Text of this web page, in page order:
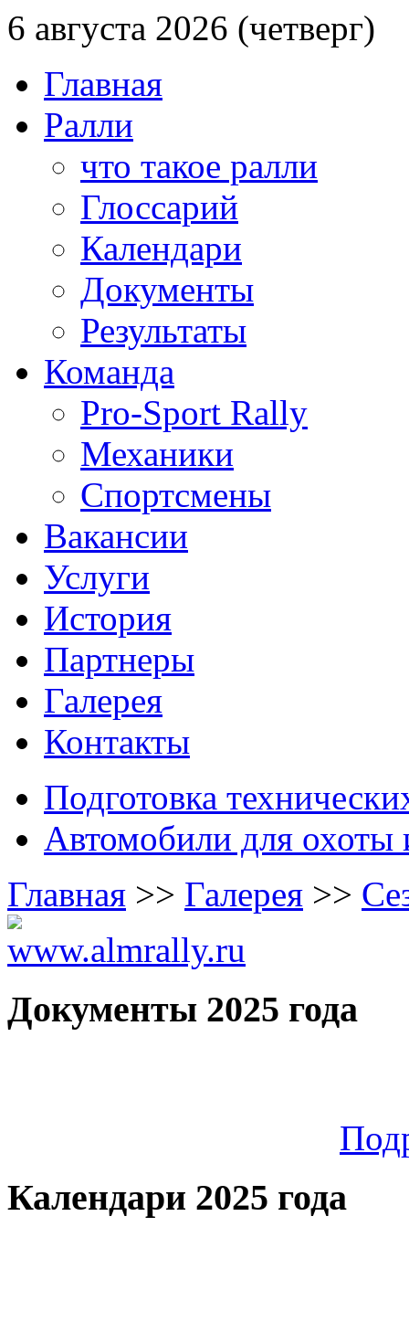
6 августа 2026 (четверг)
Главная
Ралли
что такое ралли
Глоссарий
Календари
Документы
Результаты
Команда
Pro-Sport Rally
Механики
Спортсмены
Вакансии
Услуги
История
Партнеры
Галерея
Контакты
Подготовка
Автомобили для охоты
Главная >> Галерея >>
Документы 2025 года
Календари 2025 года